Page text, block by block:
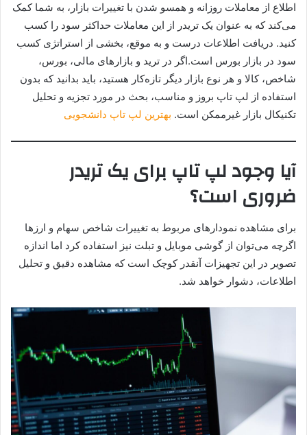
اطلاع از معاملات روزانه و همسو شدن با تغییرات بازار، به شما کمک
می‌کند که به عنوان یک تریدر از این معاملات حداکثر سود را کسب
کنید. دریافت اطلاعات درست و به موقع، بخشی از استراتژی کسب
سود در بازار بورس است.اگر در ترید و بازارهای مالی، بورس،
شاخص، کالا و هر نوع بازار دیگر تازه‌کار هستید، باید بدانید که بدون
استفاده از لپ تاپ بروز و مناسب، بحث در مورد تجزیه‌ و تحلیل
تکنیکال بازار غیرممکن است. بهترین لپ تاپ دانشجویی
آیا وجود لپ تاپ برای یک تریدر
ضروری است؟
برای مشاهده نمودارهای مربوط به تغییرات شاخص سهام و ارزها
اگرچه می‌توان از گوشی موبایل و تبلت نیز استفاده کرد اما اندازه
تصویر در این تجهیزات آنقدر کوچک است که مشاهده دقیق و تحلیل
اطلاعات، دشوار خواهد شد.